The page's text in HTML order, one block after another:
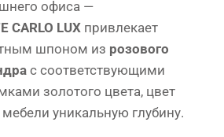
офиса —
CARLO LUX привлекает
шпоном из розового
с соответствующими
золотого цвета, цвет
уникальную глубину.